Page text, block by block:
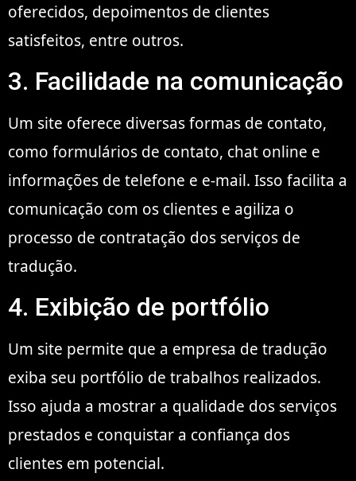
oferecidos, depoimentos de clientes
satisfeitos, entre outros.
3. Facilidade na comunicação
Um site oferece diversas formas de contato,
como formulários de contato, chat online e
informações de telefone e e-mail. Isso facilita a
comunicação com os clientes e agiliza o
processo de contratação dos serviços de
tradução.
4. Exibição de portfólio
Um site permite que a empresa de tradução
exiba seu portfólio de trabalhos realizados.
Isso ajuda a mostrar a qualidade dos serviços
prestados e conquistar a confiança dos
clientes em potencial.